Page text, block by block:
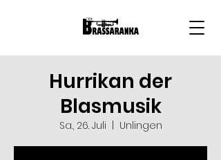
Hurrikan der
Blasmusik
Sa., 26. Juli Unlingen